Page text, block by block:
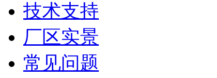
技术支持
厂区实景
常见问题